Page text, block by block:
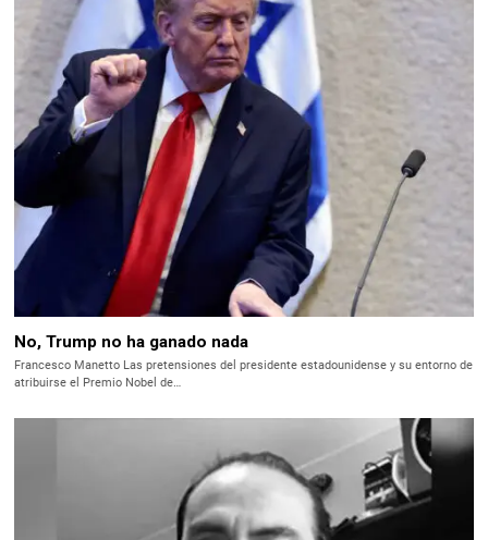
No, Trump no ha ganado nada
Francesco Manetto Las pretensiones del presidente estadounidense y su entorno de
atribuirse el Premio Nobel de…